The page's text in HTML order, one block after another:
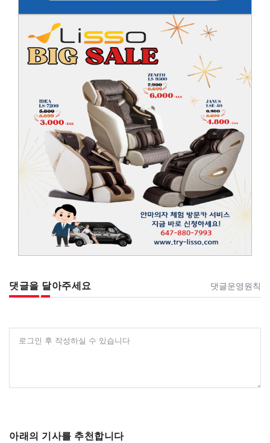
댓글을 달아주세요 댓글운영원칙
로그인 후 작성하실 수 있습니다
아래의 기사를 추천합니다